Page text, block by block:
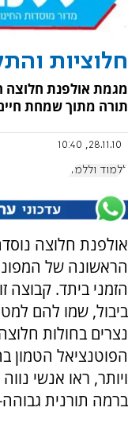
חלוציות
מגמת אולפנת חלוצה
תורה מתוך שמחת
28.11.10, 10:40
ללמוד וללמד
אולפנת חלוצה
הראשונה של
הזמני ביתד. קבוצה
ביבול, שמו להם
נצרים בחולות
הפוטנציאל הטמון
ויותר, ראו אנשי
ברמה תורנית